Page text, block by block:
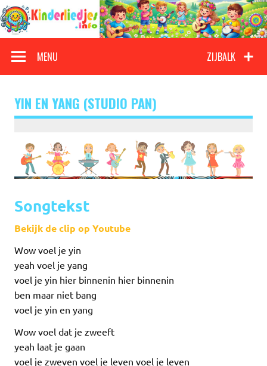
Doorgaan
naar
inhoud
Kinderliedjes
ZIJBALK
MENU
YIN EN YANG (STUDIO PAN)
Songtekst
Bekijk de clip op Youtube
Wow voel je yin
yeah voel je yang
voel je yin hier binnenin hier binnenin
ben maar niet bang
voel je yin en yang
Wow voel dat je zweeft
yeah laat je gaan
voel je zweven voel je leven voel je leven